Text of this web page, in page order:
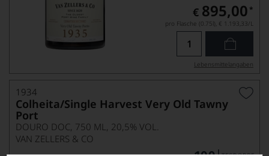
€ 895,00 *
pro Flasche (0.75l), € 1.193,33/L
Lebensmittel­angaben
1934
Colheita/Single Harvest Very Old Tawny
Port
DOURO DOC, 750 ML, 20,5% VOL.
VAN ZELLERS & CO